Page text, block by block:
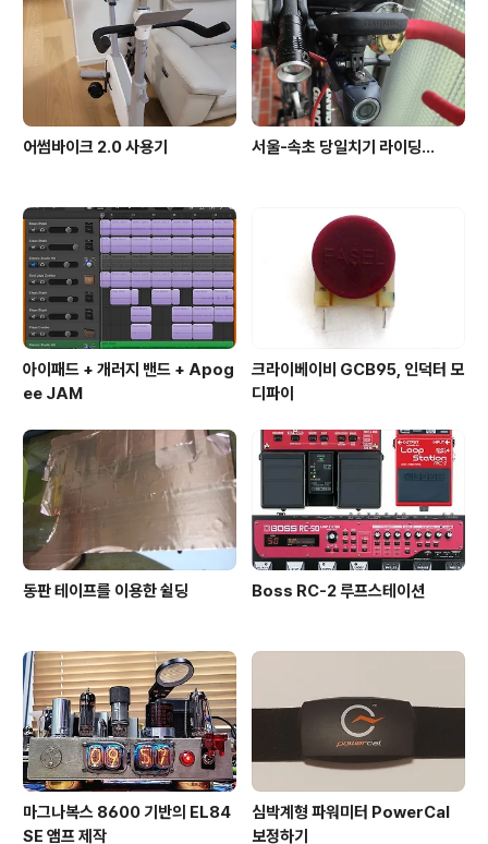
품들이 큰 문제 없어 보입니다. 1960년대에 만들어진 앰
프인데 세월에 비해 걱정했던 캐패시터들도 큰 이상이 없
어 보이고 진..
어썸바이크 2.0 사용기 서울-속초 당일치기 라이딩...
아이패드 + 개러지 밴드 + Apog
ee JAM
크라이베이비 GCB95, 인덕터 모
디파이
동판 테이프를 이용한 쉴딩 Boss RC-2 루프스테이션
마그나복스 8600 기반의 EL84
SE 앰프 제작
심박계형 파워미터 PowerCal
보정하기